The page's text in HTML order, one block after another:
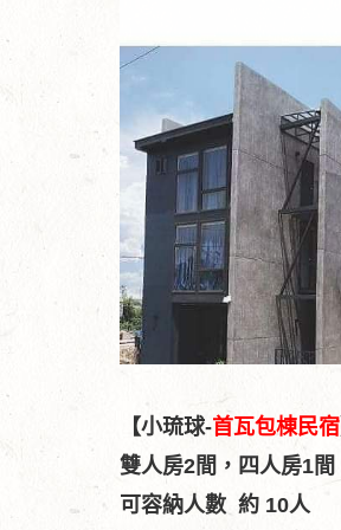
【小琉球-首瓦包棟民宿
雙人房2間，四人房1間
可容納人數 約 10人